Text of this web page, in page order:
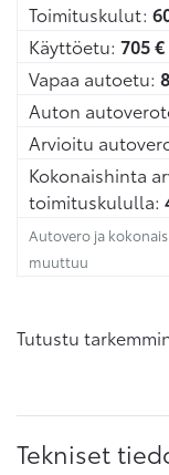
Toimituskulut:
Käyttöetu: 705€
Vapaa autoetu:
Auton
Arvioitu
Kokonaishinta
toimituskululla:
Autovero ja
muuttuu
Tutustu
Tekniset